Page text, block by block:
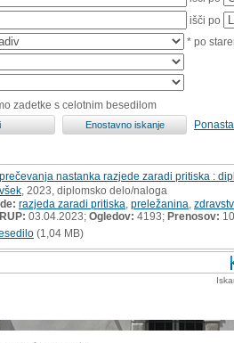
išči po
* po
zadetke s celotnim besedilom
nastanka razjede zaradi pritiska :
, 2023, diplomsko delo/naloga
razjeda zaradi pritiska preležanina
03.04.2023; Ogledov: 4193; Prenosov:
(1,04 MB)